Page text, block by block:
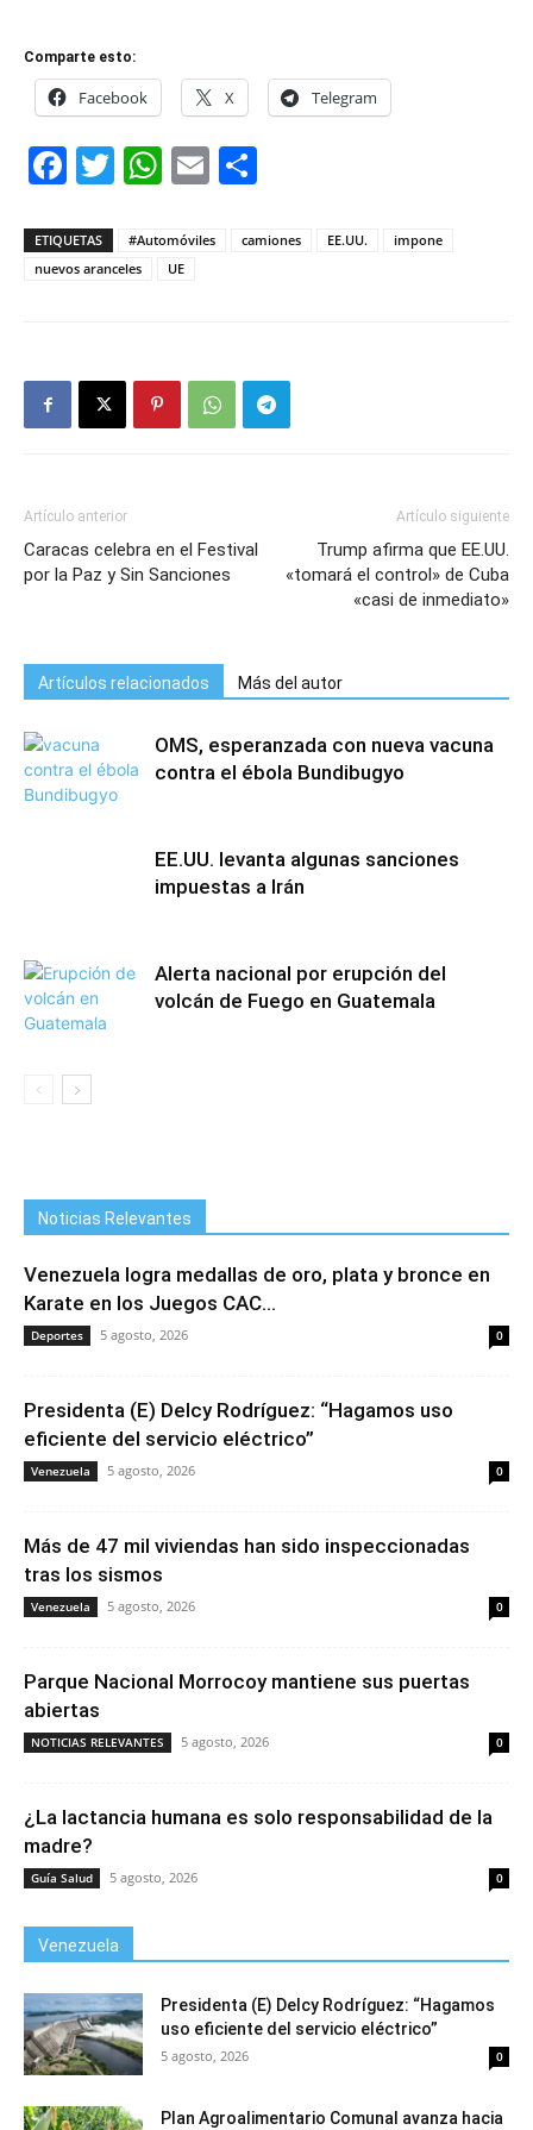
Comparte esto:
Facebook X Telegram
Facebook
Twitter
WhatsApp
Email
ETIQUETAS #Automóviles camiones EE.UU.
impone
nuevos aranceles
UE
Artículo anterior
Caracas celebra en el Festival
por la Paz y Sin Sanciones
Artículo siguiente
Trump afirma que EE.UU.
«tomará el control» de Cuba
«casi de inmediato»
Artículos relacionados Más del autor
OMS, esperanzada con nueva vacuna
contra el ébola Bundibugyo
EE.UU. levanta algunas sanciones
impuestas a Irán
Alerta nacional por erupción del
volcán de Fuego en Guatemala
Noticias Relevantes
Venezuela logra medallas de oro, plata y bronce en
Karate en los Juegos CAC...
Deportes 5 agosto, 2026 0
Presidenta (E) Delcy Rodríguez: “Hagamos uso
eficiente del servicio eléctrico”
Venezuela 5 agosto, 2026 0
Más de 47 mil viviendas han sido inspeccionadas
tras los sismos
Venezuela 5 agosto, 2026 0
Parque Nacional Morrocoy mantiene sus puertas
abiertas
NOTICIAS RELEVANTES 5 agosto, 2026 0
¿La lactancia humana es solo responsabilidad de la
madre?
Guía Salud 5 agosto, 2026 0
Venezuela
Presidenta (E) Delcy Rodríguez: “Hagamos
uso eficiente del servicio eléctrico”
5 agosto, 2026 0
Plan Agroalimentario Comunal avanza hacia